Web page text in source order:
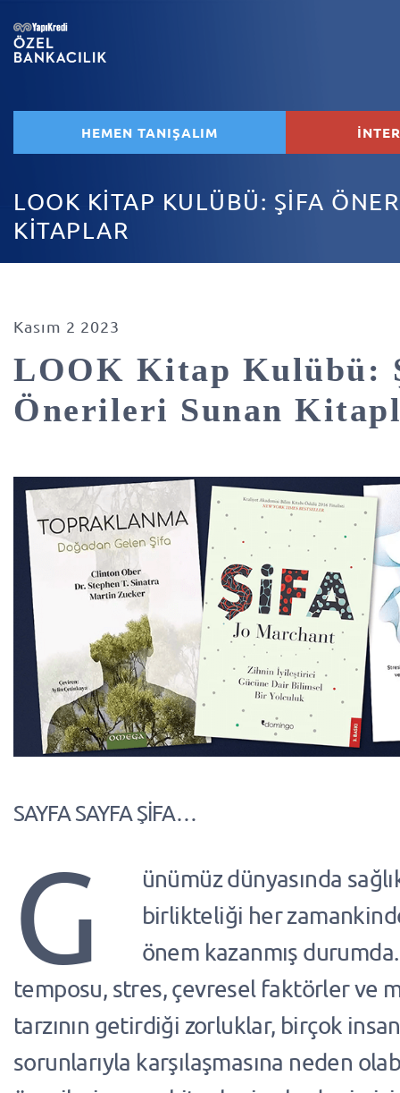
HEMEN TANIŞALIM
LOOK KİTAP KULÜBÜ: ŞİFA
KİTAPLAR
Kasım 2 2023
LOOK Kitap Kulübü:
Önerileri Sunan
SAYFA SAYFA ŞİFA…
G
ünümüz dünyasında
birlikteliği her
önem kazanmış durumda.
temposu, stres, çevresel faktörler ve
tarzının getirdiği zorluklar, birçok
sorunlarıyla karşılaşmasına neden